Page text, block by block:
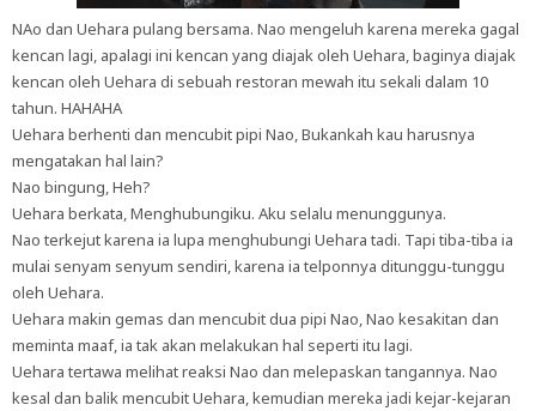
NAo dan Uehara pulang bersama. Nao mengeluh karena mereka gagal
kencan lagi, apalagi ini kencan yang diajak oleh Uehara, baginya diajak
kencan oleh Uehara di sebuah restoran mewah itu sekali dalam 10
tahun. HAHAHA
Uehara berhenti dan mencubit pipi Nao, Bukankah kau harusnya
mengatakan hal lain?
Nao bingung, Heh?
Uehara berkata, Menghubungiku. Aku selalu menunggunya.
Nao terkejut karena ia lupa menghubungi Uehara tadi. Tapi tiba-tiba ia
mulai senyam senyum sendiri, karena ia telponnya ditunggu-tunggu
oleh Uehara.
Uehara makin gemas dan mencubit dua pipi Nao, Nao kesakitan dan
meminta maaf, ia tak akan melakukan hal seperti itu lagi.
Uehara tertawa melihat reaksi Nao dan melepaskan tangannya. Nao
kesal dan balik mencubit Uehara, kemudian mereka jadi kejar-kejaran